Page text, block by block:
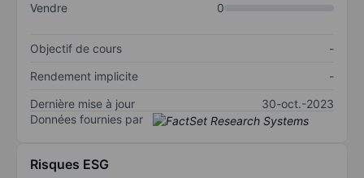
Vendre
0
Objectif de cours
-
Rendement implicite
-
Dernière mise à jour
30-oct.-2023
Données fournies par
Risques ESG